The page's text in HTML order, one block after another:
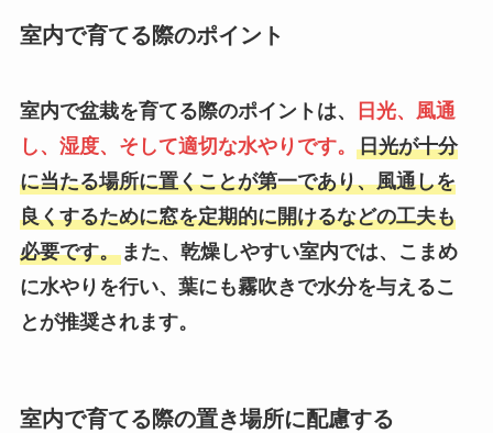
室内で育てる際のポイント
室内で盆栽を育てる際のポイントは、
日光、風通
し、湿度、そして適切な水やりです。 日光が十分
に当たる場所に置くことが第一であり、風通しを
良くするために窓を定期的に開けるなどの工夫も
必要です。また、乾燥しやすい室内では、こまめ
に水やりを行い、葉にも霧吹きで水分を与えるこ
とが推奨されます。
室内で育てる際の置き場所に配慮する